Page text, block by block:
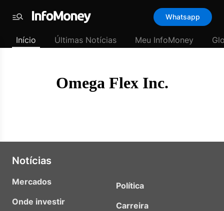
padrão
Últimas
Menu
Whatsapp
Início Últimas Notícias Meu InfoMoney
Omega Flex Inc.
Notícias
Mercados
Onde investir
Política
Carreira